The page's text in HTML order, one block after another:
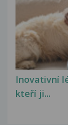
Inovativní
kteří ji...